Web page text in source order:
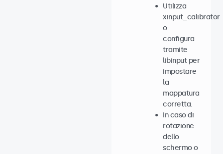
Utilizza
xinput_calibrator
o
configura
tramite
libinput per
impostare
la
mappatura
corretta.
In caso di
rotazione
dello
schermo o